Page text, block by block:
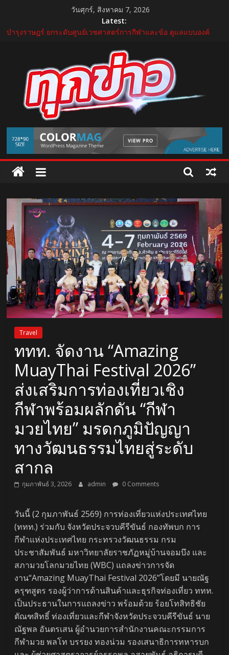
content
วันศุกร์, สิงหาคม 7, 2026
Latest:
แถลงใหญ่ปีที่ 11! บุรีรัมย์ มาราธอน 2027 เปิดศักราชใหม่ เดินหน้าสู่
Marathon Destination แห่งเอเชีย
บำรุงราษฎร์ ยกระดับศูนย์เวชศาสตร์การกีฬาและข้อ ดูแลแบบองค์
รวม ตอบรับเทรนด์ Active Lifestyle
บีโอไอผนึกพันธมิตรจัด THECA 2026 เชื่อมห่วงโซ่อิเล็กทรอนิกส์ หนุน
ไทยสู่ฐานผลิตเทคโนโลยีขั้นสูง
กระทรวงคมนาคม เปิดนิทรรศการ “เกษมสุขทุกค่ำเช้า” เฉลิม
พระชนมพรรษา พระบาทสมเด็จพระเจ้าอยู่หัว 28 กรกฎาคม 2569
“GDH” เปิดโผโปรเจกต์ใหม่ใน “GDH CIRCLES Feel Good โคจร
ความสุข สนุกกว่าที่เคย”
TukKhao
AllNews
Travel
ททท. จัดงาน “Amazing
MuayThai Festival 2026”
ส่งเสริมการท่องเที่ยวเชิง
กีฬาพร้อมผลักดัน “กีฬา
มวยไทย” มรดกภูมิปัญญา
ทางวัฒนธรรมไทยสู่ระดับ
สากล
กุมภาพันธ์ 3, 2026 admin 0 Comments
วันนี้ (2 กุมภาพันธ์ 2569) การท่องเที่ยวแห่งประเทศไทย
(ททท.) ร่วมกับ จังหวัดประจวบคีรีขันธ์ กองทัพบก การ
กีฬาแห่งประเทศไทย กระทรวงวัฒนธรรม กรม
ประชาสัมพันธ์ มหาวิทยาลัยราชภัฏหมู่บ้านจอมบึง และ
สภามวยโลกมวยไทย (WBC) แถลงข่าวการจัด
งาน“Amazing MuayThai Festival 2026”โดยมี นายณัฐ
ครุฑสูตร รองผู้ว่าการด้านสินค้าและธุรกิจท่องเที่ยว ททท.
เป็นประธานในการแถลงข่าว พร้อมด้วย ร้อยโทสิทธิชัย
ตัณฑสิทธิ์ ท่องเที่ยวและกีฬาจังหวัดประจวบคีรีขันธ์ นาย
ณัฐพล อันตรเสน ผู้อำนวยการสำนักงานคณะกรรมการ
กีฬามวย พลโท บรรยง ทองน่วม รองเสนาธิการทหารบก